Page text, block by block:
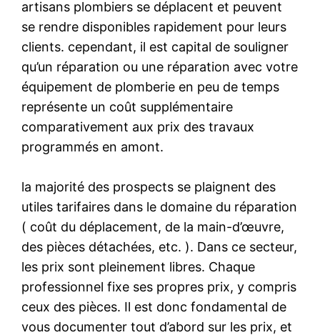
artisans plombiers se déplacent et peuvent
se rendre disponibles rapidement pour leurs
clients. cependant, il est capital de souligner
qu’un réparation ou une réparation avec votre
équipement de plomberie en peu de temps
représente un coût supplémentaire
comparativement aux prix des travaux
programmés en amont.
la majorité des prospects se plaignent des
utiles tarifaires dans le domaine du réparation
( coût du déplacement, de la main-d’œuvre,
des pièces détachées, etc. ). Dans ce secteur,
les prix sont pleinement libres. Chaque
professionnel fixe ses propres prix, y compris
ceux des pièces. Il est donc fondamental de
vous documenter tout d’abord sur les prix, et